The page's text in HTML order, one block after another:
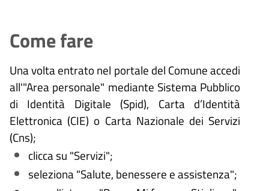
Come fare
Una volta entrato nel portale del Comune accedi
all'"Area personale" mediante Sistema Pubblico
di Identità Digitale (Spid), Carta d’Identità
Elettronica (CIE) o Carta Nazionale dei Servizi
(Cns);
clicca su "Servizi";
seleziona "Salute, benessere e assistenza";